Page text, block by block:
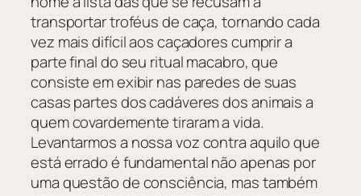
transportar troféus de caça, tornando cada
vez mais difícil aos caçadores cumprir a
parte final do seu ritual macabro, que
consiste em exibir nas paredes de suas
casas partes dos cadáveres dos animais a
quem covardemente tiraram a vida.
Levantarmos a nossa voz contra aquilo que
está errado é fundamental não apenas por
uma questão de consciência, mas também